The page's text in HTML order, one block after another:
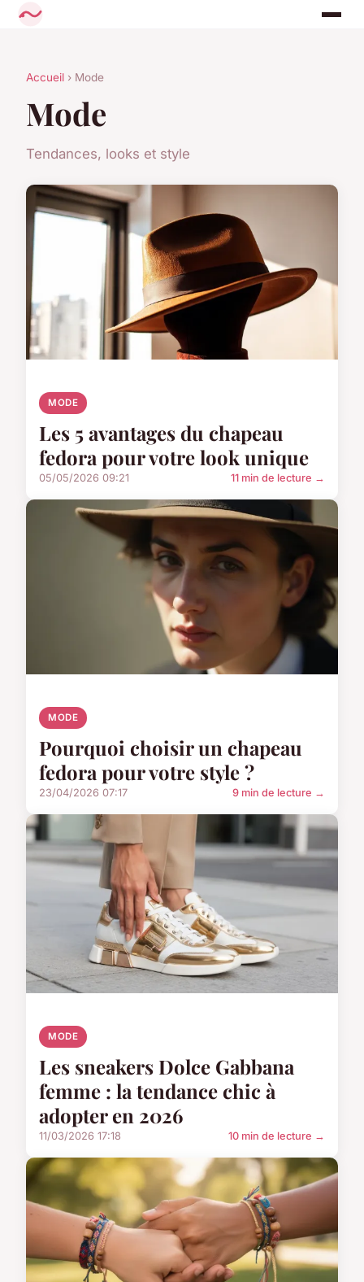
Accueil › Mode
Mode
Tendances, looks et style
MODE
Les 5 avantages du chapeau
fedora pour votre look unique
05/05/2026 09:21 11 min de lecture →
MODE
Pourquoi choisir un chapeau
fedora pour votre style ?
23/04/2026 07:17 9 min de lecture →
MODE
Les sneakers Dolce Gabbana
femme : la tendance chic à
adopter en 2026
11/03/2026 17:18 10 min de lecture →